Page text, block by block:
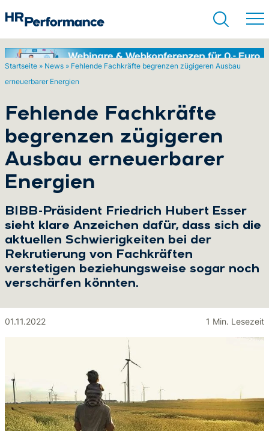
Startseite » News » Fehlende Fachkräfte begrenzen zügigeren Ausbau
erneuerbarer Energien
Fehlende Fachkräfte
begrenzen zügigeren
Ausbau erneuerbarer
Energien
BIBB-Präsident Friedrich Hubert Esser
sieht klare Anzeichen dafür, dass sich die
aktuellen Schwierigkeiten bei der
Rekrutierung von Fachkräften
verstetigen beziehungsweise sogar noch
verschärfen könnten.
01.11.2022 1 Min. Lesezeit